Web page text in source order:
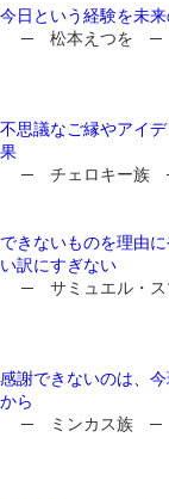
今日という経験を未
─ 松本えつを ─
不思議なご縁やアイ
果
─ チェロキー族
できないものを理由
い訳にすぎない
─ サミュエル・
感謝できないのは、
から
─ ミンカス族 ─